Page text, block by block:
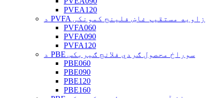
PVEA120
د PVFA زاویه مستقیم غاښ فلینج کمونکی
PVFA060
PVFA090
PVFA120
د PBE سوراخ محصول ګردي فلانج ګیربکس
PBE060
PBE090
PBE120
PBE160